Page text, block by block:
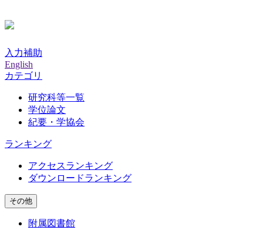
入力補助
English
カテゴリ
研究科等一覧
学位論文
紀要・学協会
ランキング
アクセスランキング
ダウンロードランキング
その他
附属図書館